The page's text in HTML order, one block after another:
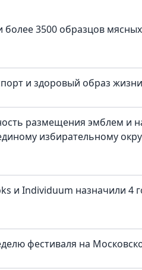
3500 образцов
и здоровый образ жизни
размещения эмблем и
избирательному
и Individuum назначили 4
фестиваля на